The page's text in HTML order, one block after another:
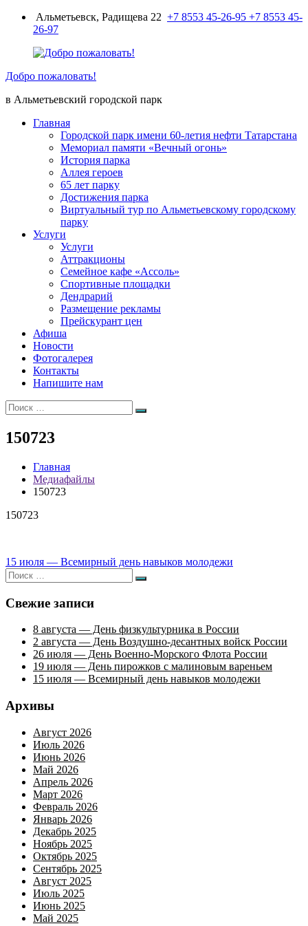
ПерейтиАльметьевск, Радищева 22 +7 8553 45-26-95 +7 8553 45-
26-97
Добро пожаловать!
в Альметьевский городской парк
Главная
Городской парк имени 60-летия нефти Татарстана
Мемориал памяти «Вечный огонь»
История парка
Аллея героев
65 лет парку
Достижения парка
Виртуальный тур по Альметьевскому городскому
парку
Услуги
Услуги
Аттракционы
Семейное кафе «Ассоль»
Спортивные площадки
Дендрарий
Размещение рекламы
Прейскурант цен
Афиша
Новости
Фотогалерея
Контакты
Напишите нам
Искать:
Поиск
150723
Главная
Медиафайлы
150723
150723
Навигация
по
записям
15 июля — Всемирный день навыков молодежи
Искать:
Поиск
Свежие записи
8 августа — День физкультурника в России
2 августа — День Воздушно-десантных войск России
26 июля — День Военно-Морского Флота России
19 июля — День пирожков с малиновым вареньем
15 июля — Всемирный день навыков молодежи
Архивы
Август 2026
Июль 2026
Июнь 2026
Май 2026
Апрель 2026
Март 2026
Февраль 2026
Январь 2026
Декабрь 2025
Ноябрь 2025
Октябрь 2025
Сентябрь 2025
Август 2025
Июль 2025
Июнь 2025
Май 2025